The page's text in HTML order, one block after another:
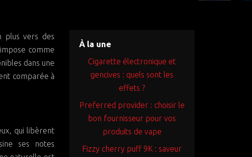
comme
dans une
comparée à
qui libèrent
ses notes
À la une
Cigarette électronique et
gencives : quels sont les
effets ?
Preferred provider : choisir le
bon fournisseur pour vos
produits de vape
Fizzy cherry puff 9K : saveur